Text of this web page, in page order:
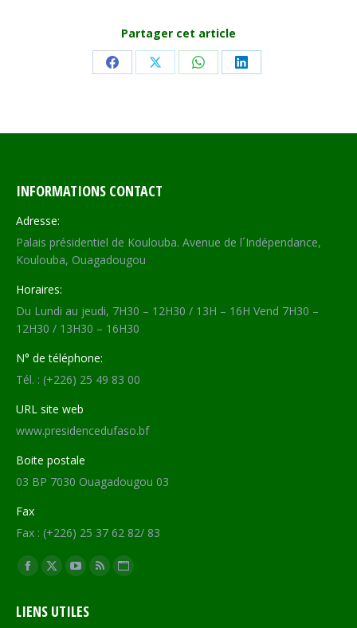
Partager cet article
Share Share Share Share
INFORMATIONS CONTACT
Adresse:
Palais présidentiel de Koulouba. Avenue de l´Indépendance,
Koulouba, Ouagadougou
Horaires:
Du Lundi au jeudi, 7H30 – 12H30 / 13H – 16H Vend 7H30 –
12H30 / 13H30 – 16H30
N° de téléphone:
Tél. : (+226) 25 49 83 00
URL site web
www.presidencedufaso.bf
Boite postale
03 BP 7030 Ouagadougou 03
Fax
Fax : (+226) 25 37 62 82/ 83
Trouvez nous sur :
Facebook
opens
X
opens
YouTube
opens
RSS Site
LIENS UTILES